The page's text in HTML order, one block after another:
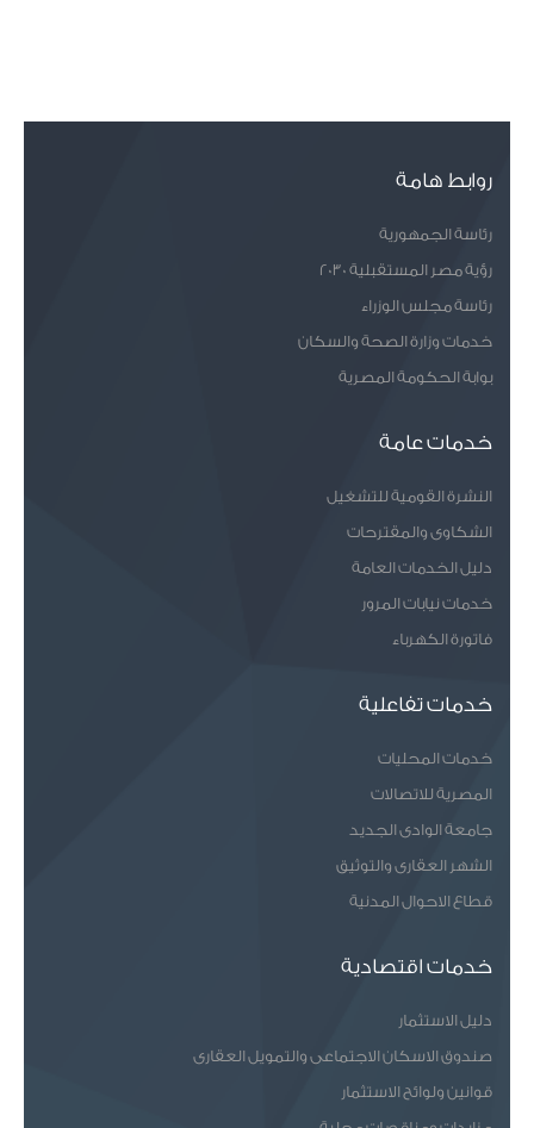
روابط هامة
رئاسة الجمهورية
رؤية مصر المستقبلية 2030
رئاسة مجلس الوزراء
خدمات وزارة الصحة والسكان
بوابة الحكومة المصرية
خدمات عامة
النشرة القومية للتشغيل
الشكاوى والمقترحات
دليل الخدمات العامة
خدمات نيابات المرور
فاتورة الكهرباء
خدمات تفاعلية
خدمات المحليات
المصرية للاتصالات
جامعة الوادى الجديد
الشهر العقارى والتوثيق
قطاع الاحوال المدنية
خدمات اقتصادية
دليل الاستثمار
صندوق الاسكان الاجتماعى والتمويل العقارى
قوانين ولوائح الاستثمار